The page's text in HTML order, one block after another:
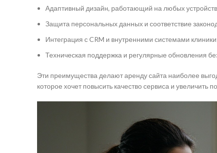
Адаптивный дизайн, работающий на любых
Защита персональных данных и соответствие
Интеграция с CRM и внутренними системами
Техническая поддержка и регулярные обновления
Эти преимущества делают аренду сайта наиболее
которое хочет повысить качество сервиса и увеличить